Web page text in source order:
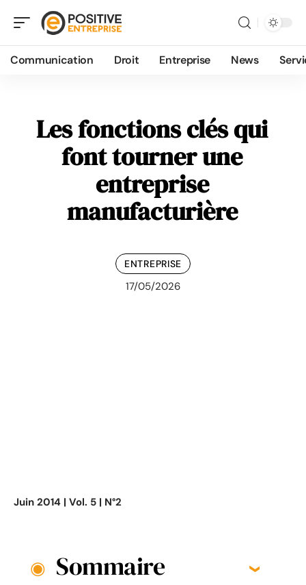
Communication Droit Entreprise News
Les fonctions clés qui
font tourner une
entreprise
manufacturière
ENTREPRISE
17/05/2026
Juin 2014 | Vol. 5 | N°2
Sommaire